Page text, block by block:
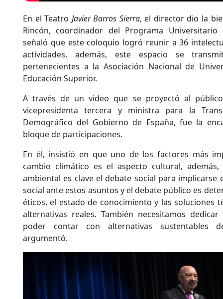
En el Teatro Javier Barros Sierra, el director dio la
Rincón, coordinador del Programa Universitario
señaló que este coloquio logró reunir a 36
actividades, además, este espacio se
pertenecientes a la Asociación Nacional de
Educación Superior.
A través de un video que se proyectó al
vicepresidenta tercera y ministra para la
Demográfico del Gobierno de España, fue la
bloque de participaciones.
En él, insistió en que uno de los factores más
cambio climático es el aspecto cultural,
ambiental es clave el debate social para implicarse
social ante estos asuntos y el debate público es
éticos, el estado de conocimiento y las soluciones
alternativas reales. También necesitamos
poder contar con alternativas sustentables
argumentó.